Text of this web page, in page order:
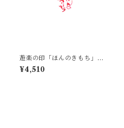
遊楽の印「ほんのきもち」｜
工房 蓮
¥4,510